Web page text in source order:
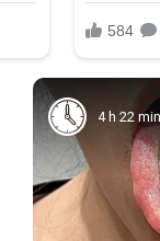
4 h 22 min